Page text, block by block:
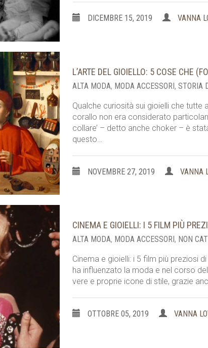
DICEMBRE 15, 2019 VANNA
L’ARTE DEL GIOIELLO: 5 COSE CHE
ALTA MODA, MODA ACCESSORI,STORIA
Qualche curiosità sui gioielli che
corallo non era considerato
collare’ – detto anche choker – è
questo…
NOVEMBRE 27, 2019 VANNA
CINEMA E GIOIELLI: I 5 FILM PIÙ
ALTA MODA, MODA ACCESSORI, NON
Cinema e gioielli: i 5 film più preziosi
ha influenzato la moda e nel corso
vere e proprie icone di stile, grazie
OTTOBRE 05, 2019 VANNA